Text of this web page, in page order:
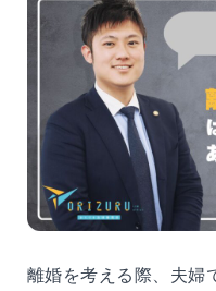
離婚を考える際、夫婦